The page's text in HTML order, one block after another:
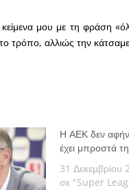
μου με τη φράση
τρόπο, αλλιώς την
Η ΑΕΚ δεν
έχει μπροστά
31 Δεκεμβρίου
σε "Super